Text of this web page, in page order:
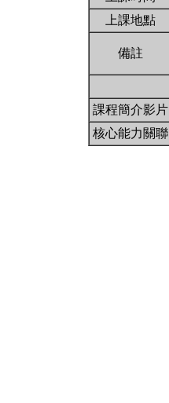
上課地點
備註
課程簡介影片
核心能力關聯